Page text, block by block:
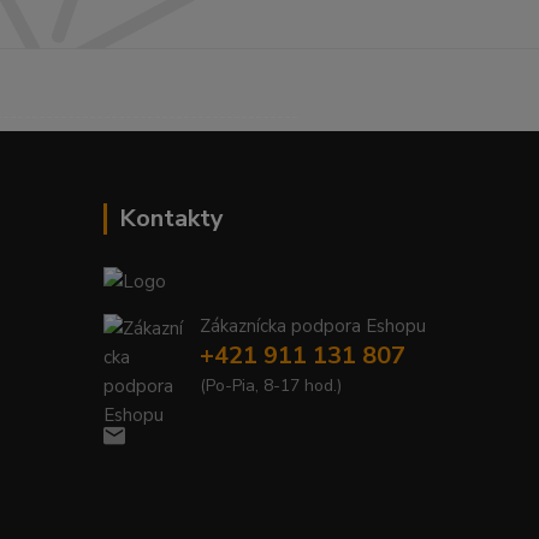
Kontakty
Zákaznícka podpora Eshopu
+421 911 131 807
(Po-Pia, 8-17 hod.)